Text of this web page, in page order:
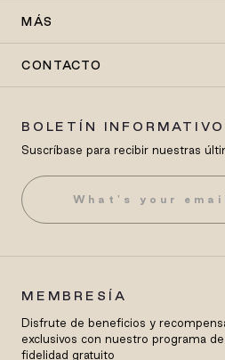
MÁS
CONTACTO
BOLETÍN INFORMATIVO
Suscríbase para recibir nuestras
MEMBRESÍA
Disfrute de beneficios y
exclusivos con nuestro programa de
fidelidad gratuito